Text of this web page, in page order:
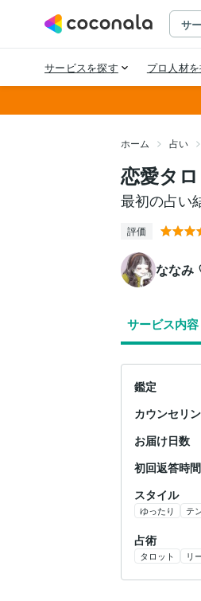
ホーム 占い
恋愛タ
最初の占い
評価
ななみ
サービス内容
鑑定
カウンセリ
お届け日数
初回返答時間
スタイル
ゆったり テ
占術
タロット リ